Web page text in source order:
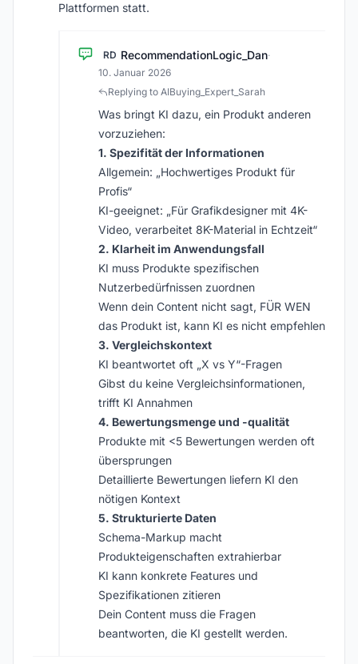
Plattformen statt.
RD RecommendationLogic_Dan·
10. Januar 2026
Replying to AIBuying_Expert_Sarah
Was bringt KI dazu, ein Produkt anderen
vorzuziehen:
1. Spezifität der Informationen
Allgemein: „Hochwertiges Produkt für
Profis“
KI-geeignet: „Für Grafikdesigner mit 4K-
Video, verarbeitet 8K-Material in Echtzeit“
2. Klarheit im Anwendungsfall
KI muss Produkte spezifischen
Nutzerbedürfnissen zuordnen
Wenn dein Content nicht sagt, FÜR WEN
das Produkt ist, kann KI es nicht empfehlen
3. Vergleichskontext
KI beantwortet oft „X vs Y“-Fragen
Gibst du keine Vergleichsinformationen,
trifft KI Annahmen
4. Bewertungsmenge und -qualität
Produkte mit <5 Bewertungen werden oft
übersprungen
Detaillierte Bewertungen liefern KI den
nötigen Kontext
5. Strukturierte Daten
Schema-Markup macht
Produkteigenschaften extrahierbar
KI kann konkrete Features und
Spezifikationen zitieren
Dein Content muss die Fragen
beantworten, die KI gestellt werden.